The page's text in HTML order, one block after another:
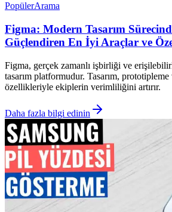
PopülerArama
Figma: Modern Tasarım
Güçlendiren En İyi Araçlar ve
Figma, gerçek zamanlı işbirliği ve
tasarım platformudur. Tasarım, prototipleme
özellikleriyle ekiplerin verimliliğini artırır.
Daha fazla bilgi edinin